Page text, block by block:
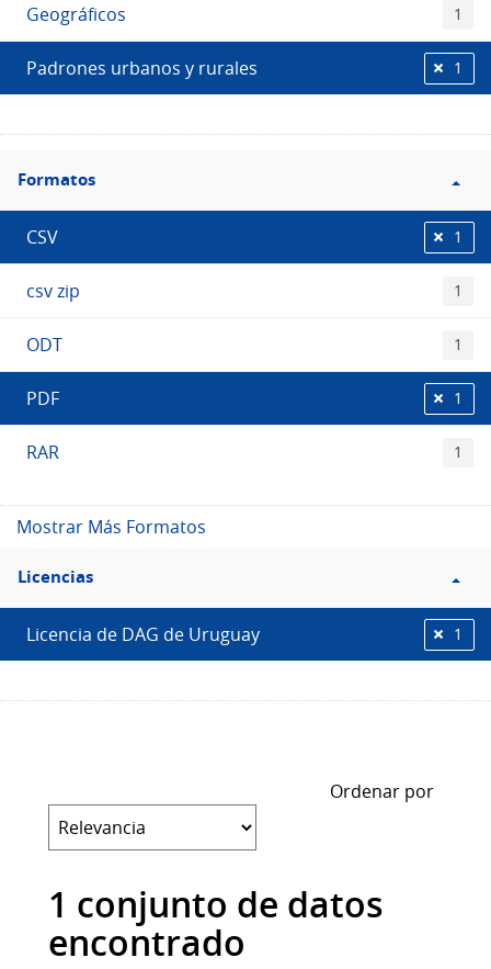
Geográficos 1
Padrones urbanos y rurales 1
Filtro
Formatos
Formatos
CSV 1
csv zip 1
ODT 1
PDF 1
RAR 1
Mostrar Más Formatos
Filtro
Licencias
Licencias
Licencia de DAG de Uruguay 1
Ordenar por
1 conjunto de datos
encontrado